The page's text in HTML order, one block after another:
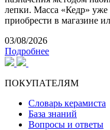
лепки. Масса «Кедр»
приобрести в магазине
03/08/2026
Подробнее
ПОКУПАТЕЛЯМ
Словарь керамиста
База знаний
Вопросы и ответы